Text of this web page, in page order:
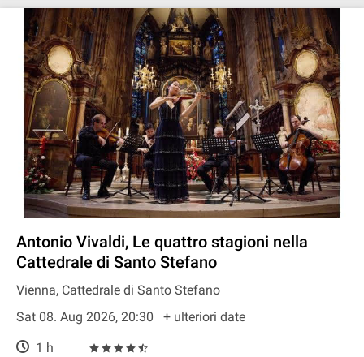
Antonio Vivaldi, Le quattro stagioni nella
Cattedrale di Santo Stefano
Vienna, Cattedrale di Santo Stefano
Sat 08. Aug 2026, 20:30
+ ulteriori date
1 h